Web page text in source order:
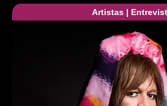
Artistas |